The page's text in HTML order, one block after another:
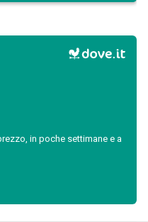
in poche settimane e a